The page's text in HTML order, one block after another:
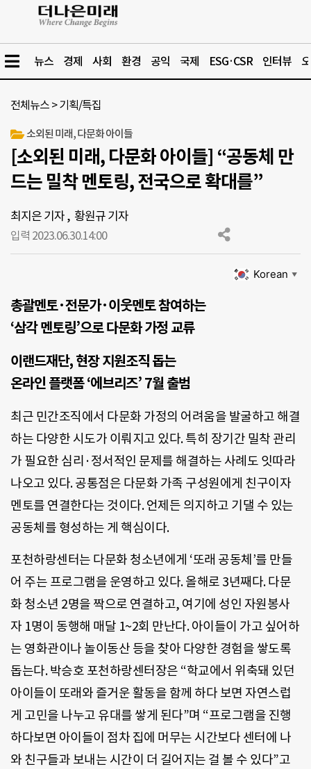
뉴스 경제 사회 환경 공익 국제 ESG·CSR 인터뷰
전체뉴스 >기획/특집
소외된 미래, 다문화 아이들
[소외된 미래, 다문화 아이들] “공동체 만
드는 밀착 멘토링, 전국으로 확대를”
최지은 기자, 황원규 기자
입력 2023.06.30.14:00
Korean ▼
총괄멘토·전문가·이웃멘토 참여하는
‘삼각 멘토링’으로 다문화 가정 교류
이랜드재단, 현장 지원조직 돕는
온라인 플랫폼 ‘에브리즈’ 7월 출범
최근 민간조직에서 다문화 가정의 어려움을 발굴하고 해결
하는 다양한 시도가 이뤄지고 있다. 특히 장기간 밀착 관리
가 필요한 심리·정서적인 문제를 해결하는 사례도 잇따라
나오고 있다. 공통점은 다문화 가족 구성원에게 친구이자
멘토를 연결한다는 것이다. 언제든 의지하고 기댈 수 있는
공동체를 형성하는 게 핵심이다.
포천하랑센터는 다문화 청소년에게 ‘또래 공동체’를 만들
어 주는 프로그램을 운영하고 있다. 올해로 3년째다. 다문
화 청소년 2명을 짝으로 연결하고, 여기에 성인 자원봉사
자 1명이 동행해 매달 1~2회 만난다. 아이들이 가고 싶어하
는 영화관이나 놀이동산 등을 찾아 다양한 경험을 쌓도록
돕는다. 박승호 포천하랑센터장은 “학교에서 위축돼 있던
아이들이 또래와 즐거운 활동을 함께 하다 보면 자연스럽
게 고민을 나누고 유대를 쌓게 된다”며 “프로그램을 진행
하다보면 아이들이 점차 집에 머무는 시간보다 센터에 나
와 친구들과 보내는 시간이 더 길어지는 걸 볼 수 있다”고